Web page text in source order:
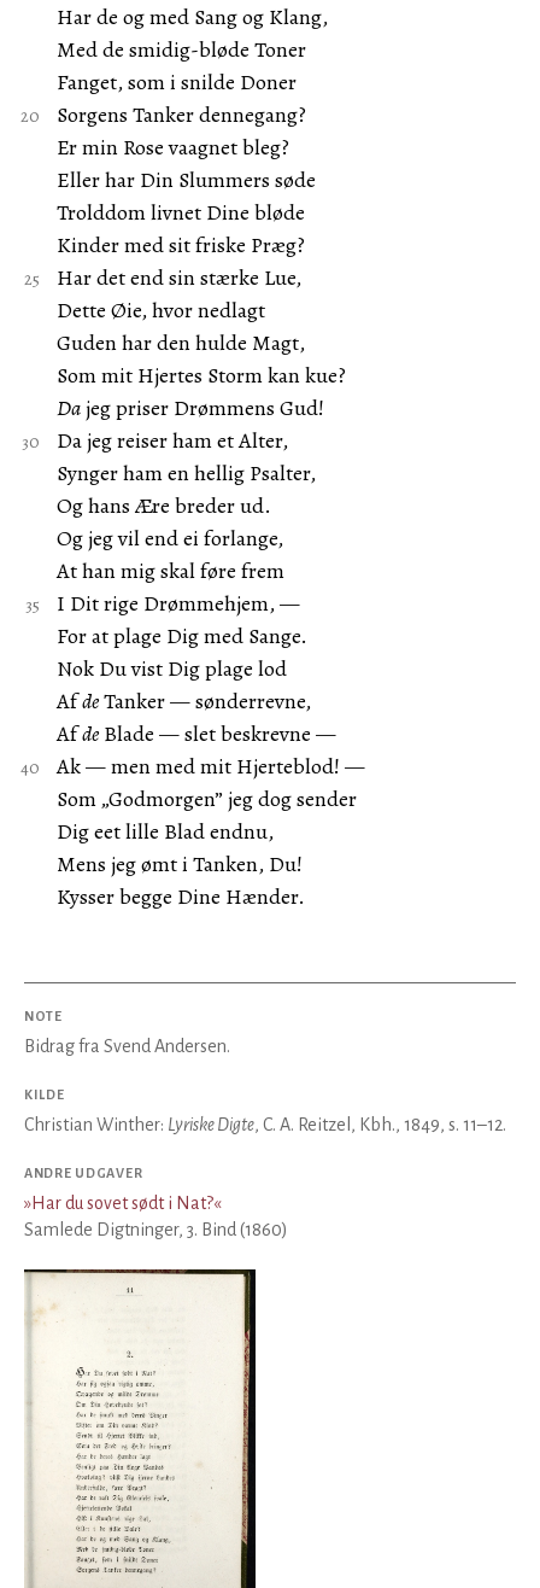
Har de og med Sang og Klang,
Med de smidig-bløde Toner
Fanget, som i snilde Doner
Sorgens Tanker dennegang?
Er min Rose vaagnet bleg?
Eller har Din Slummers søde
Trolddom livnet Dine bløde
Kinder med sit friske Præg?
Har det end sin stærke Lue,
Dette Øie, hvor nedlagt
Guden har den hulde Magt,
Som mit Hjertes Storm kan kue?
Dajeg priser Drømmens Gud!
Da jeg reiser ham et Alter,
Synger ham en hellig Psalter,
Og hans Ære breder ud.
Og jeg vil end ei forlange,
At han mig skal føre frem
I Dit rige Drømmehjem, —
For at plage Dig med Sange.
Nok Du vist Dig plage lod
AfdeTanker — sønderrevne,
AfdeBlade — slet beskrevne —
Ak — men med mit Hjerteblod! —
Som „Godmorgen” jeg dog sender
Dig eet lille Blad endnu,
Mens jeg ømt i Tanken, Du!
Kysser begge Dine Hænder.
NOTE
Bidrag fra Svend Andersen.
KILDE
Christian Winther: Lyriske Digte, C. A. Reitzel, Kbh., 1849, s. 11–12.
ANDRE UDGAVER
»Har du sovet sødt i Nat?«
Samlede Digtninger, 3. Bind (1860)